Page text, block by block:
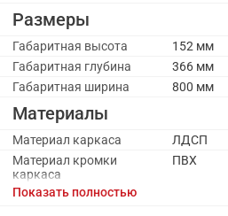
Размеры
Габаритная высота
152 мм
Габаритная глубина
366 мм
Габаритная ширина
800 мм
Материалы
Материал каркаса
ЛДСП
Материал кромки
каркаса
ПВХ
Материал фасада
Показать полностью